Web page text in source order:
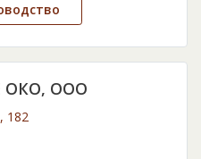
ОКО, ООО
182